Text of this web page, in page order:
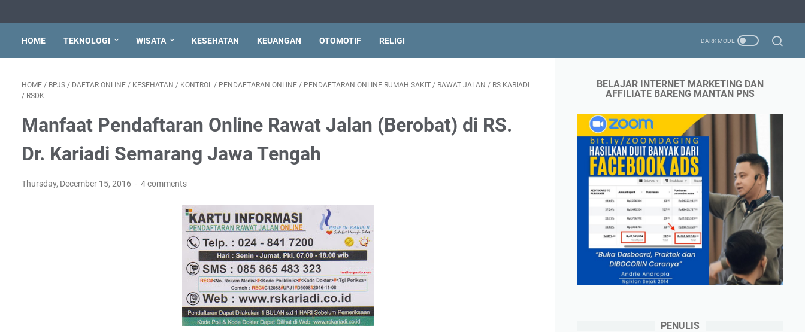
HOME TEKNOLOGI WISATA KESEHATAN KEUANGAN OTOMOTIF RELIGI
HOME / BPJS / DAFTAR ONLINE / KESEHATAN / KONTROL / PENDAFTARAN ONLINE / PENDAFTARAN ONLINE RUMAH SAKIT / RAWAT JALAN / RS KARIADI
/ RSDK
Manfaat Pendaftaran Online Rawat Jalan (Berobat) di RS.
Dr. Kariadi Semarang Jawa Tengah
Thursday, December 15, 2016 4 comments
BELAJAR INTERNET MARKETING DAN
AFFILIATE BARENG MANTAN PNS
PENULIS